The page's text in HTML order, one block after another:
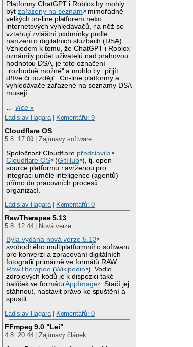
Platformy ChatGPT i Roblox by mohly
býtzařazeny na seznam
mimořádně
velkých on-line platforem nebo
internetových vyhledávačů, na něž se
vztahují zvláštní podmínky podle
nařízení o digitálních službách (DSA).
Vzhledem k tomu, že ChatGPT i Roblox
oznámily počet uživatelů nad prahovou
hodnotou DSA, je toto označení
„rozhodně možné“ a mohlo by „přijít
dříve či později“. On-line platformy a
vyhledávače zařazené na seznamy DSA
musejí
…více »
Ladislav Hagara| Komentářů: 9
Cloudflare OS
5.8. 17:00 | Zajímavý software
Společnost Cloudflare představila
Cloudflare OS
(GitHub ), tj. open
source platformu navrženou pro
integraci umělé inteligence (agentů)
přímo do pracovních procesů
organizací.
Ladislav Hagara| Komentářů: 0
RawTherapee 5.13
5.8. 12:44 | Nová verze
Byla vydána nová verze 5.13
svobodného multiplatformního softwaru
pro konverzi a zpracování digitálních
fotografií primárně ve formátů RAW
RawTherapee (Wikipedie ). Vedle
zdrojových kódů je k dispozici také
balíček ve formátuAppImage . Stačí jej
stáhnout, nastavit právo ke spuštění a
spustit.
Ladislav Hagara| Komentářů: 0
FFmpeg 9.0 "Lei"
4.8. 20:44 | Zajímavý článek